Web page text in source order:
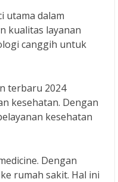
utama dalam
kualitas layanan
canggih untuk
terbaru 2024
kesehatan. Dengan
kesehatan
Dengan
rumah sakit. Hal ini